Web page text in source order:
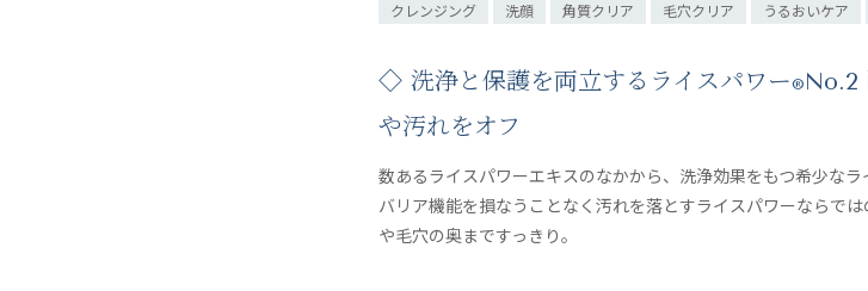
クレンジング 洗顔 角質クリア 毛穴クリア うるおいケア
◇ 洗浄と保護を両立するライスパワー® No.2
や汚れをオフ
数あるライスパワーエキスのなかから、洗浄効果をもつ希少なラ
バリア機能を損なうことなく汚れを落とすライスパワーならで
や毛穴の奥まですっきり。